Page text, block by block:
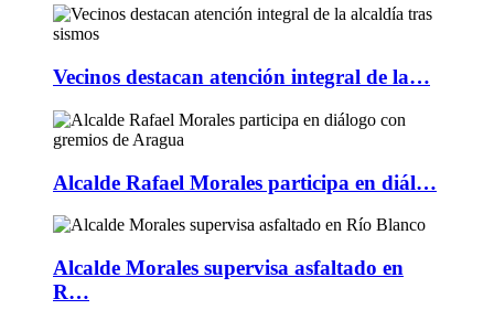
Vecinos destacan atención integral de la…
Alcalde Rafael Morales participa en diál…
Alcalde Morales supervisa asfaltado en
R…